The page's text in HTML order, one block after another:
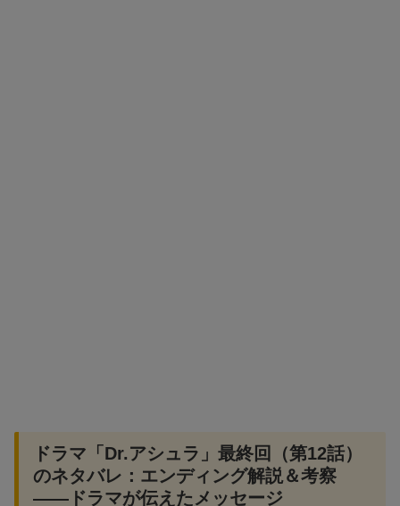
ドラマ「Dr.アシュラ」最終回（第12話）
のネタバレ：エンディング解説＆考察
——ドラマが伝えたメッセージ